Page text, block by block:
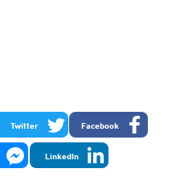
Facebook
Twitter
LinkedIn